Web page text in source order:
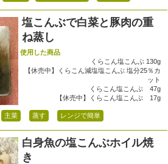
塩こんぶで白菜と豚肉の重
ね蒸し
使用した商品
くらこん塩こんぶ 130g
【休売中】くらこん減塩塩こんぶ 塩分25％カ
ット
くらこん塩こんぶ 47g
【休売中】くらこん塩こんぶ 17g
主菜 蒸す レンジで簡単
白身魚の塩こんぶホイル焼
き